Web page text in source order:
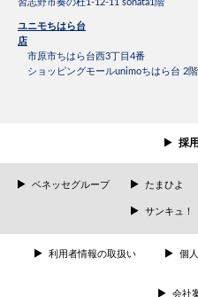
習志野市奏の杜1-12-11 sonata1階
ユニモちはら台
店
市原市ちはら台西3丁目4番
ショッピングモールunimoちはら台 2階
採
ベネッセグループ たまひよ
サンキュ！
利用者情報の取扱い 個
会社